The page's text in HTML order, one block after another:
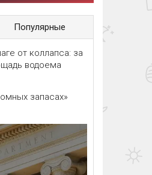
Популярные
от коллапса: за
водоема
запасах»